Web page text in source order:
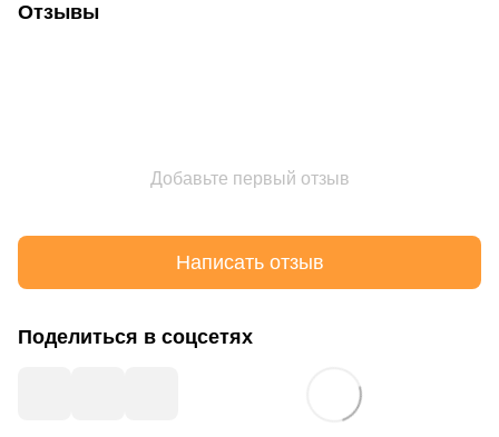
Отзывы
Добавьте первый отзыв
Написать отзыв
Поделиться в соцсетях